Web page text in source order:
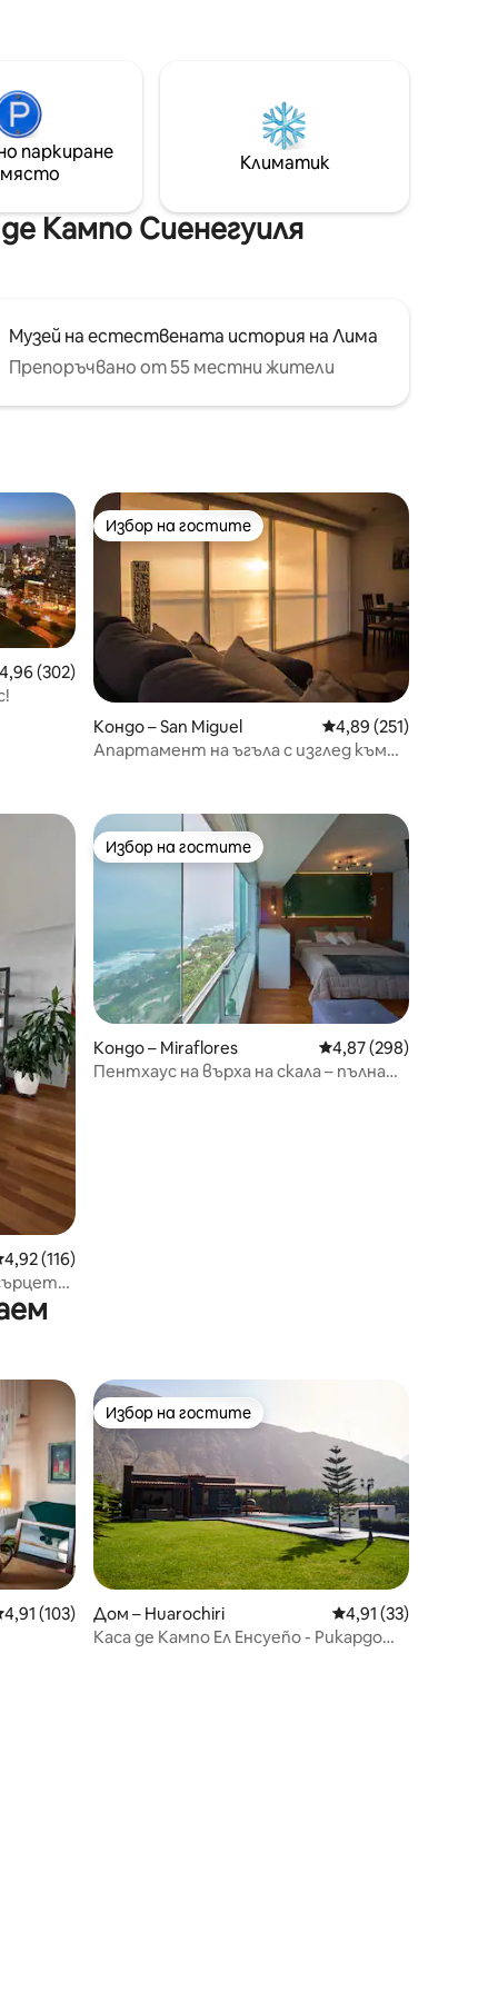
За
и
Wi -
Разполагаме с Wi - Fi, кабелна
телевизия и добър телефонен
сигнал. Директен контакт със
собственика.
паркиране
място
Климатик
Кампо Сиенегуиля
Музей на естествената история на Лима
Препоръчвано от 55 местни жители
оценка: 4,96 от 5, 302 отзива
4,96 (302)
Избор на гостите
Избор на гостите
Кондо – San Miguel Средна оценка: 4,89
4,89 (251)
Апартамент на ъгъла с изглед към
оценка: 4,92 от 5, 116 отзива
4,92 (116)
Избор на гостите
Избор на гостите
Кондо – Miraflores Средна оценка: 4,87
4,87 (298)
Пентхаус на върха на скала – пълна
оценка: 4,91 от 5, 103 отзива
4,91 (103)
Избор на гостите
Избор на гостите
Дом – Huarochiri Средна оценка:
4,91 (33)
Каса де Кампо Ел Енсуеño - Рикардо